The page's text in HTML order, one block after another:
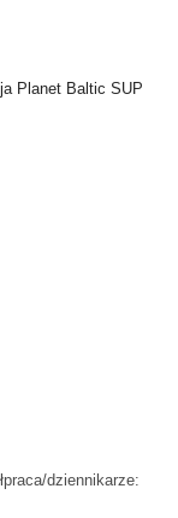
Planet Baltic SUP
dziennikarze: